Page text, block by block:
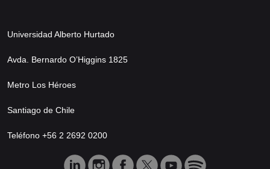
Universidad Alberto Hurtado
Avda. Bernardo O’Higgins 1825
Metro Los Héroes
Santiago de Chile
Teléfono +56 2 2692 0200